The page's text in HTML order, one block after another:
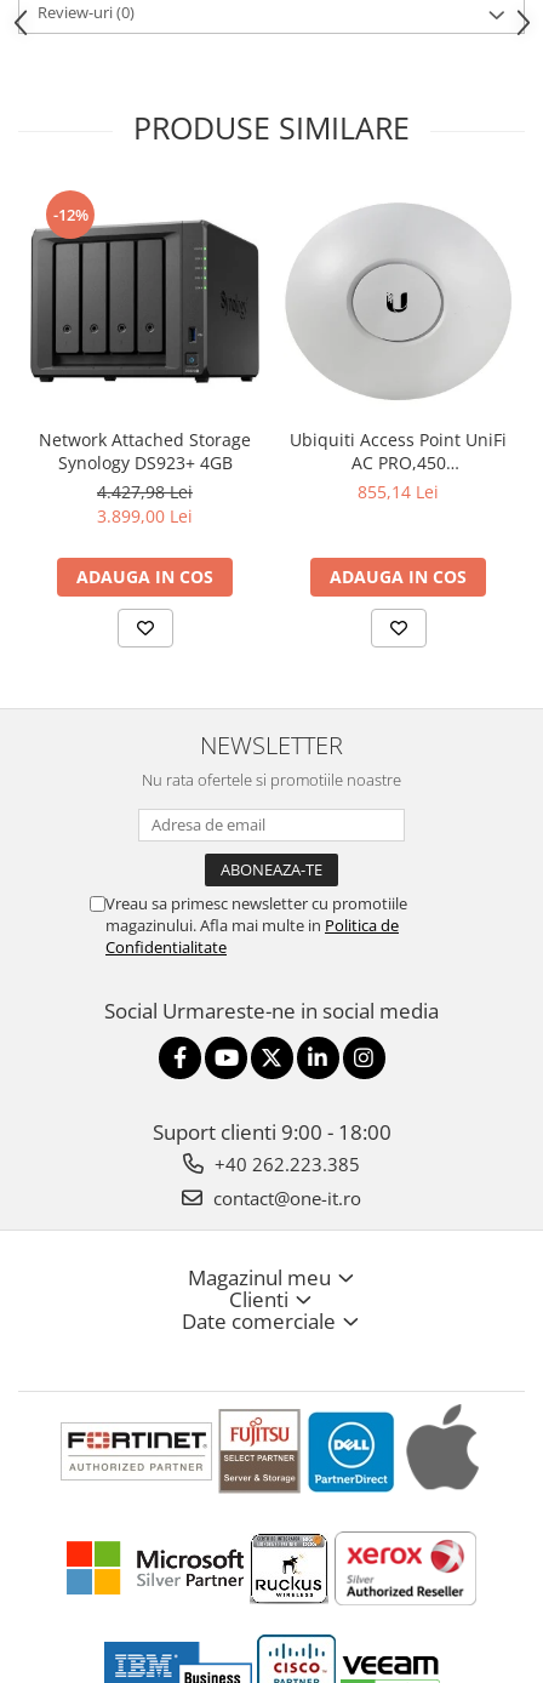
Review-uri(0)
PRODUSE SIMILARE
-12%
Network Attached Storage
Synology DS923+ 4GB
4.427,98 Lei
3.899,00 Lei
ADAUGA IN COS
Ubiquiti Access Point UniFi
AC PRO,450
Mbps(2.4GHz),1300
included,
802.3af/at,2x10/100/1000
RJ45 Port, Integrated 3 dBi
3x3 MIMO (2.4GHz and
5GHz),250+ Co
855,14 Lei
ADAUGA IN COS
NEWSLETTER
Nu rata ofertele si promotiile noastre
Vreau sa primesc newsletter cu promotiile
magazinului. Afla mai multe in Politica de
Confidentialitate
Social Urmareste-ne in social media
Suport clienti 9:00 - 18:00
+40 262.223.385
contact@one-it.ro
Magazinul meu
Clienti
Date comerciale